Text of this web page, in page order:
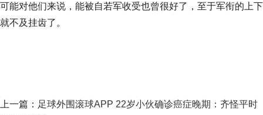
可能对他们来说，能被自若军收受也曾很好了，至于军衔的上下
就不及挂齿了。
上一篇： 足球外围滚球APP 22岁小伙确诊癌症晚期：齐怪平时